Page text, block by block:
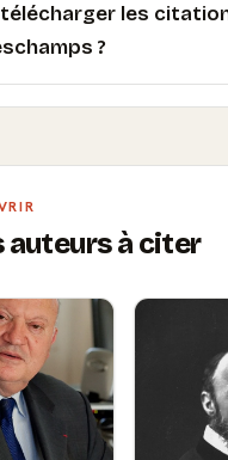
les
?
auteurs à citer